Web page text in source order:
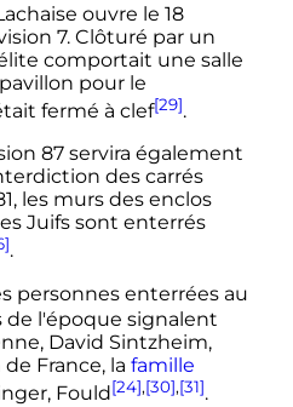
ouvre le 18
7. Clôturé par un
comportait une salle
pour le
fermé à clef[29].
87 servira également
des carrés
les murs des enclos
Juifs sont enterrés
.
personnes enterrées au
de l'époque signalent
David Sintzheim,
France, la famille
Fould[24],[30],[31].